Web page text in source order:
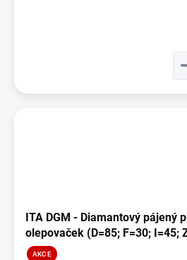
ITA DGM - Diamantový pájený
olepovaček (D=85; F=30; I=45;
AKCE